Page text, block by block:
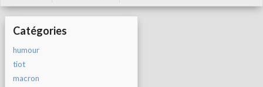
Catégories
humour
tiot
macron